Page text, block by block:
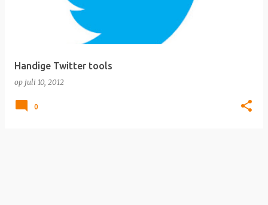
Handige Twitter tools
op juli 10, 2012
0